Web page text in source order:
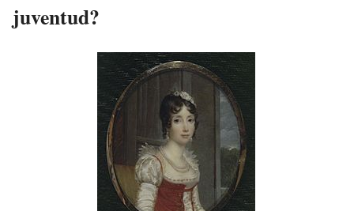
juventud?